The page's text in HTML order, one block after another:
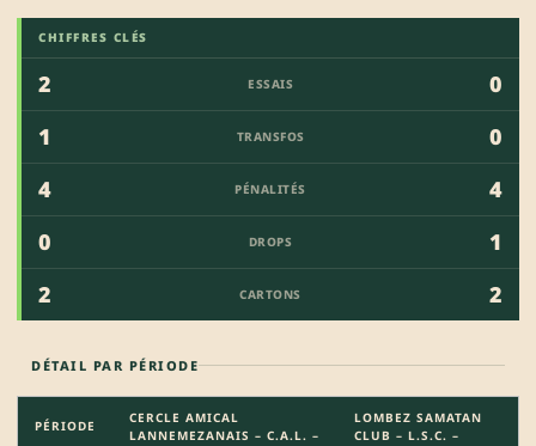
CHIFFRES CLÉS
2 ESSAIS
0
1
TRANSFOS
0
4
PÉNALITÉS
4
0
DROPS
1
2
CARTONS 2
DÉTAIL PAR PÉRIODE
PÉRIODE
CERCLE AMICAL
LANNEMEZANAIS – C.A.L. –
LOMBEZ SAMATAN
CLUB – L.S.C. –